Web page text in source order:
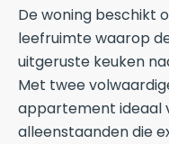
De woning beschikt
leefruimte waarop
uitgeruste keuken
Met twee
appartement ideaal
alleenstaanden die